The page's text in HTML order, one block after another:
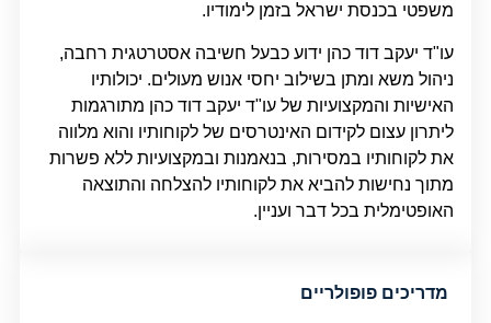
משפטי בכנסת ישראל בזמן לימודיו.
עו"ד יעקב דוד כהן ידוע כבעל חשיבה אסטרטגית רחבה,
ניהול משא ומתן בשילוב יחסי אנוש מעולים. יכולותיו
האישיות והמקצועיות של עו"ד יעקב דוד כהן מתורגמות
ליתרון עצום לקידום האינטרסים של לקוחותיו והוא מלווה
את לקוחותיו במסירות, בנאמנות ובמקצועיות ללא פשרות
מתוך נחישות להביא את לקוחותיו להצלחה והתוצאה
האופטימלית בכל דבר ועניין.
מדריכים פופולריים